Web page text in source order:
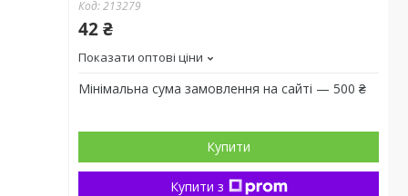
Код:213279
42 ₴
Показати оптові ціни
Мінімальна сума замовлення на сайті — 500 ₴
Купити
Купити з